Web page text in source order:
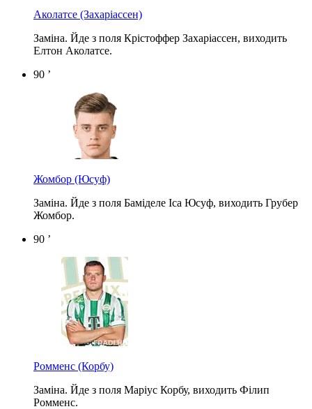
Аколатсе (Захаріассен)
Заміна. Йде з поля Крістоффер Захаріассен, виходить
Елтон Аколатсе.
90 ’
Жомбор (Юсуф)
Заміна. Йде з поля Баміделе Іса Юсуф, виходить Грубер
Жомбор.
90 ’
Ромменс (Корбу)
Заміна. Йде з поля Маріус Корбу, виходить Філип
Ромменс.